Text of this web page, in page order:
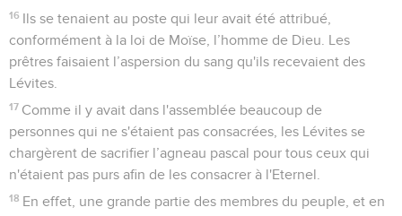
16 Ils se tenaient au poste qui leur avait été attribué,
conformément à la loi de Moïse, l’homme de Dieu. Les
prêtres faisaient l’aspersion du sang qu'ils recevaient des
Lévites.
17 Comme il y avait dans l'assemblée beaucoup de
personnes qui ne s'étaient pas consacrées, les Lévites se
chargèrent de sacrifier l’agneau pascal pour tous ceux qui
n'étaient pas purs afin de les consacrer à l'Eternel.
18 En effet, une grande partie des membres du peuple, et en